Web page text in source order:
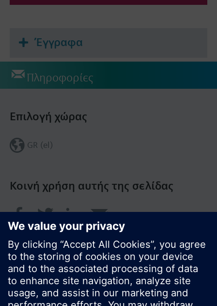
Έγγραφα
Πληροφορίες
Κοινή χρήση αυτής της σελίδας
Επιλογή χώρας
GR (el)